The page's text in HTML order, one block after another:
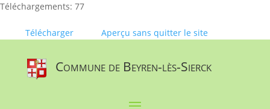
Téléchargements: 77
Télécharger Aperçu sans quitter le site
Commune de Beyren-lès-Sierck